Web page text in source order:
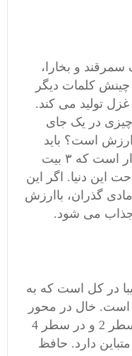
سمرقند و بخارا،
بیت 4 خال در چینش کلمات دیگر
تولید می کند.
در یک جای
است؟ باید
گفت: ساختار این غزل قصیده وار است که ۳ بیت
این دنیا. اگر این
گذران، باارزش
می شود.
زیبا در کل است که به
است. خال در محور
افقی با واژه های به و هندو در سطر 2 و در سطر 4
و خط 2 ارزش متباین دارد. حافظ